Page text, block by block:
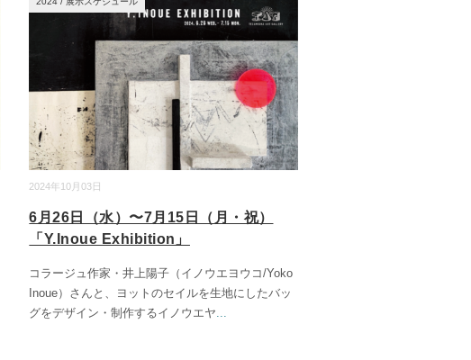
2024年10月03日
6月26日（水）〜7月15日（月・祝）
「Y.Inoue Exhibition」
コラージュ作家・井上陽子（イノウエヨウコ/Yoko
Inoue）さんと、ヨットのセイルを生地にしたバッ
グをデザイン・制作するイノウエヤ...